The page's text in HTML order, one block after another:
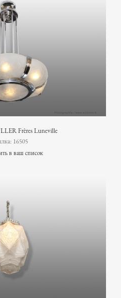
Frères Luneville
16505
в ваш список